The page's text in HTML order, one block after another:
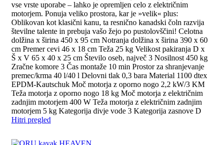
vse vrste uporabe – lahko je opremljen celo z električnim
motorjem. Ponuja veliko prostora, kar je »velik« plus:
Oblikovan kot klasični kanu, ta resnično kanadski čoln razvija
številne talente in prebuja vašo žejo po pustolovščini! Celotna
dolžina x širina 450 x 95 cm Notranja dolžina x širina 390 x 60
cm Premer cevi 46 x 18 cm Teža 25 kg Velikost pakiranja D x
Š x V 65 x 40 x 25 cm Število oseb, največ 3 Nosilnost 450 kg
Zračne komore 3 Čas montaže 10 min Prostor za shranjevanje
premec/krma 40 l/40 l Delovni tlak 0,3 bara Material 1100 dtex
EPDM-Kautschuk Moč motorja z oporno nogo 2,2 kW/3 KM
Teža motorja z oporno nogo 18 kg Moč motorja z električnim
zadnjim motorjem 400 W Teža motorja z električnim zadnjim
motorjem 5 kg Kategorija divje vode 3 Kategorija zasnove D
Hitri pregled